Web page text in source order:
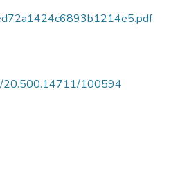
20.500.14711/100594